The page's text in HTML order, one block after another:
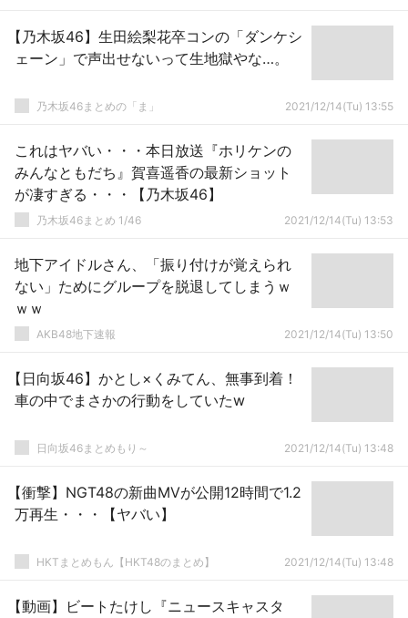
【乃木坂46】生田絵梨花卒コンの「ダンケシ
ェーン」で声出せないって生地獄やな…。
乃木坂46まとめの「ま」 2021/12/14(Tu) 13:55
これはヤバい・・・本日放送『ホリケンの
みんなともだち』賀喜遥香の最新ショット
が凄すぎる・・・【乃木坂46】
乃木坂46まとめ 1/46 2021/12/14(Tu) 13:53
地下アイドルさん、「振り付けが覚えられ
ない」ためにグループを脱退してしまうｗ
ｗｗ
AKB48地下速報 2021/12/14(Tu) 13:50
【日向坂46】かとし×くみてん、無事到着！
車の中でまさかの行動をしていたw
日向坂46まとめもり～ 2021/12/14(Tu) 13:48
【衝撃】NGT48の新曲MVが公開12時間で1.2
万再生・・・【ヤバい】
HKTまとめもん【HKT48のまとめ】 2021/12/14(Tu) 13:48
【動画】ビートたけし『ニュースキャスタ